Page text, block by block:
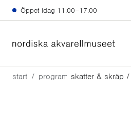
Hoppa till huvudinnehåll
Öppet idag 11:00–17:00
start program